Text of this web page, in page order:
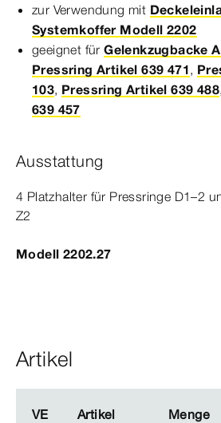
zur Verwendung mit
Systemkoffer Modell 2202
geeignet fürGelenkzugbacke
Pressring Artikel 639 471,
103, Pressring Artikel 639 488,
639 457
Ausstattung
4 Platzhalter für Pressringe D1–2
Z2
Modell 2202.27
Artikel
VE Artikel Menge
VE Artikel Menge